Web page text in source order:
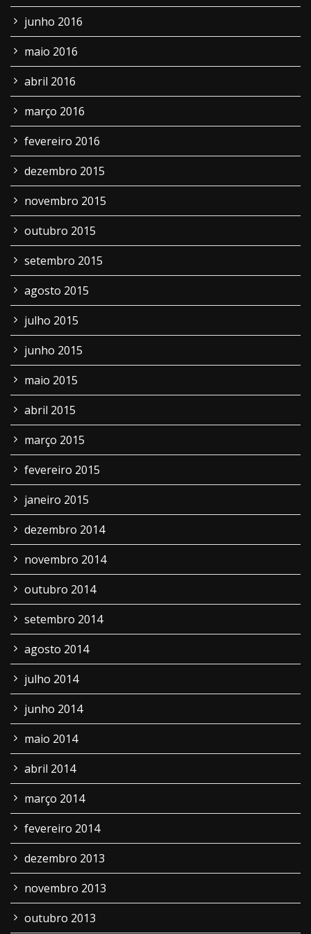
junho 2016
maio 2016
abril 2016
março 2016
fevereiro 2016
dezembro 2015
novembro 2015
outubro 2015
setembro 2015
agosto 2015
julho 2015
junho 2015
maio 2015
abril 2015
março 2015
fevereiro 2015
janeiro 2015
dezembro 2014
novembro 2014
outubro 2014
setembro 2014
agosto 2014
julho 2014
junho 2014
maio 2014
abril 2014
março 2014
fevereiro 2014
dezembro 2013
novembro 2013
outubro 2013